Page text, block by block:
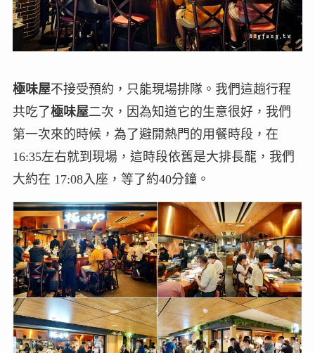
極味屋不接受預約，只能現場排隊。我們這趟行程
共吃了極味屋二次，因為知道它的生意很好，我們
第一次來的時候，為了避開熱門的用餐時段，在
16:35左右就到現場，這時段依舊是大排長龍，我們
大約在 17:08入座，等了約40分鐘。